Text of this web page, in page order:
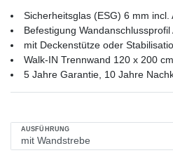
Sicherheitsglas (ESG) 6 mm
Befestigung
mit Deckenstütze oder
Walk-IN Trennwand 120 x 200 cm
5 Jahre Garantie, 10 Jahre
AUSFÜHRUNG